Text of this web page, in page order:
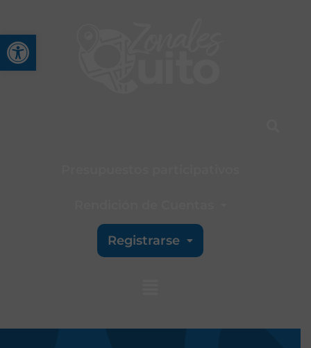
Abrir barra de
Registrarse